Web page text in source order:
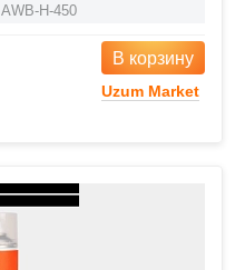
AWB-H-450
В корзину
Uzum Market